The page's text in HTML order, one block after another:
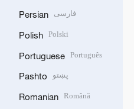
Persian فارسی
Polish Polski
Portuguese Português
Pashto پښتو
Romanian Română